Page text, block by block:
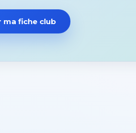
ma fiche club